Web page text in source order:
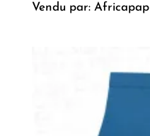
Vendu par: Africapap